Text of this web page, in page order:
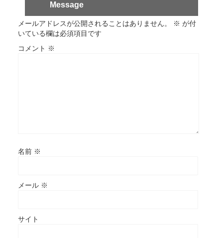
Message
メールアドレスが公開されることはありません。 ※ が付
いている欄は必須項目です
コメント ※
名前 ※
メール ※
サイト